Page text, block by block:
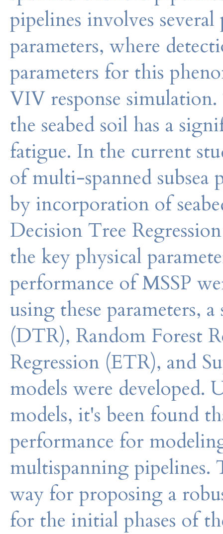
pipelines involves
parameters, where
parameters for this
VIV response
the seabed soil has a
fatigue. In the current
of multi-spanned subsea
by incorporation of
Decision Tree
the key physical
performance of MSSP
using these parameters,
(DTR), Random Forest
Regression (ETR), and
models were developed.
models, it's been found
performance for
multispanning pipelines.
way for proposing a
for the initial phases of